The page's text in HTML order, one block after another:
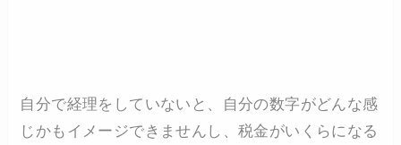
自分で経理をしていないと、自分の数字がどんな感
じかもイメージできませんし、税金がいくらになる